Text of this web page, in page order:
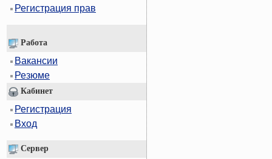
Регистрация прав
Работа
Вакансии
Резюме
Кабинет
Регистрация
Вход
Сервер